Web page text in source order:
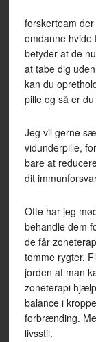
forskerteam
omdanne
betyder at de
at tabe dig
kan du
pille og så er
Jeg vil gerne
vidunderpille,
bare at
dit
Ofte har jeg
behandle dem
de får
tomme rygter.
jorden at man
zoneterapi
balance i
forbrænding.
livsstil.